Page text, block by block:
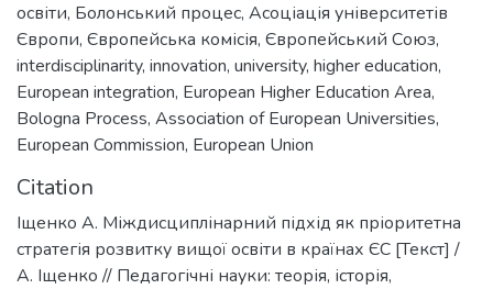
освіти, Болонський процес, Асоціація університетів
Європи, Європейська комісія, Європейський Союз,
interdisciplinarity, innovation, university, higher education,
European integration, European Higher Education Area,
Bologna Process, Association of European Universities,
European Commission, European Union
Citation
Іщенко А. Міждисциплінарний підхід як пріоритетна
стратегія розвитку вищої освіти в країнах ЄС [Текст] /
А. Іщенко // Педагогічні науки: теорія, історія,